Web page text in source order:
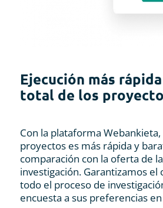
Ejecución más
total de los
Con la plataforma
proyectos es más rápida y
comparación con la oferta de
investigación. Garantizamos
todo el proceso de
encuesta a sus preferencias